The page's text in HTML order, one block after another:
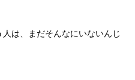
人は、まだそんなにいないんじ